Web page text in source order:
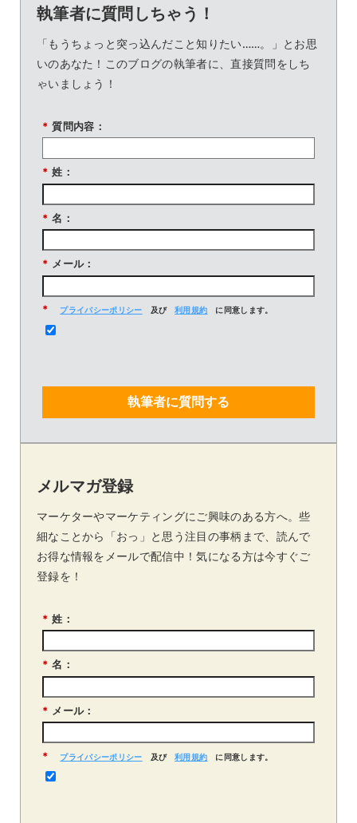
執筆者に質問しちゃう！
「もうちょっと突っ込んだこと知りたい……。」とお思
いのあなた！このブログの執筆者に、直接質問をしち
ゃいましょう！
* 質問内容：
* 姓：
* 名：
* メール：
* プライバシーポリシー 及び 利用規約 に同意します。
執筆者に質問する
メルマガ登録
マーケターやマーケティングにご興味のある方へ。些
細なことから「おっ」と思う注目の事柄まで、読んで
お得な情報をメールで配信中！気になる方は今すぐご
登録を！
* 姓：
* 名：
* メール：
* プライバシーポリシー 及び 利用規約 に同意します。